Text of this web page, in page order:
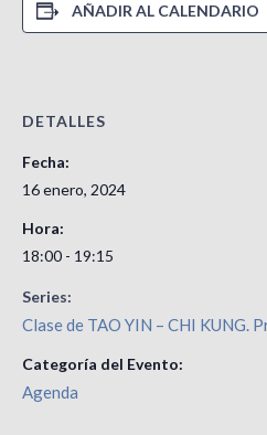
AÑADIR AL CALENDARIO
DETALLES
Fecha:
16 enero, 2024
Hora:
18:00 - 19:15
Series:
Clase de TAO YIN – CHI KUNG.
Categoría del Evento:
Agenda